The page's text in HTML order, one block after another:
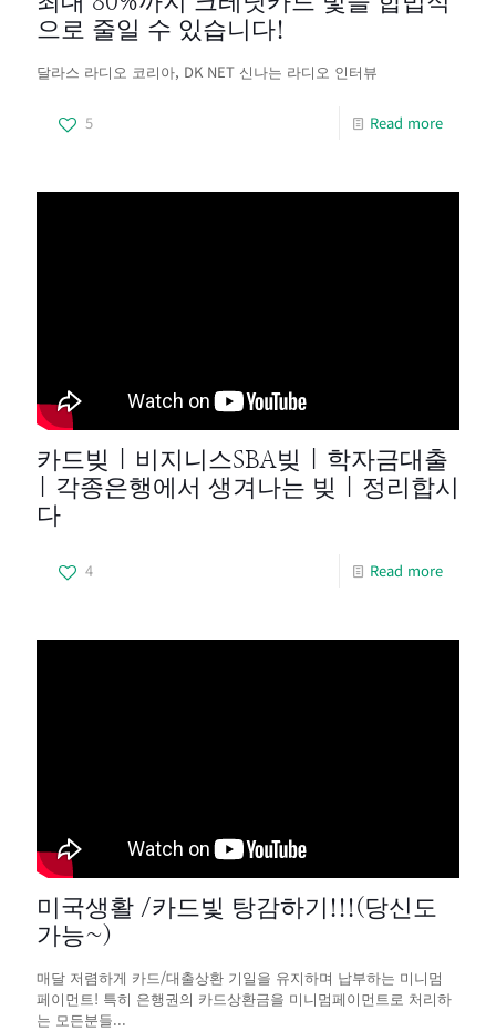
으로 줄일 수 있습니다!
달라스 라디오 코리아, DK NET 신나는 라디오 인터뷰
5 Read more
카드빚 | 비지니스SBA빚 | 학자금대출
| 각종은행에서 생겨나는 빚 | 정리합시
다
4 Read more
미국생활 /카드빛 탕감하기!!!(당신도
가능~)
매달 저렴하게 카드/대출상환 기일을 유지하며 납부하는 미니멈
페이먼트! 특히 은행권의 카드상환금을 미니멈페이먼트로 처리하
는 모든분들...